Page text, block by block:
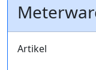
Artikel